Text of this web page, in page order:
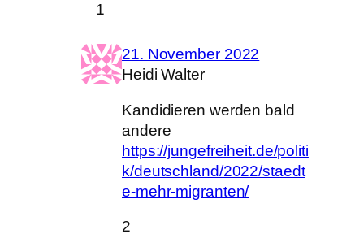
1
21. November 2022
Heidi Walter
Kandidieren werden bald
andere
https://jungefreiheit.de/politi
k/deutschland/2022/staedt
e-mehr-migranten/
2